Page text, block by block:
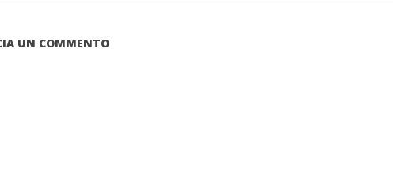
UN COMMENTO